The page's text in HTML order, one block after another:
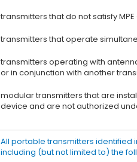
transmitters that do not satisfy
transmitters that operate
transmitters operating with
or in conjunction with another
modular transmitters that are
device and are not authorized
All portable transmitters identified
including (but not limited to) the